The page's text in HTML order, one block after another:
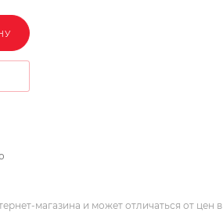
магазина и может отличаться от цен в